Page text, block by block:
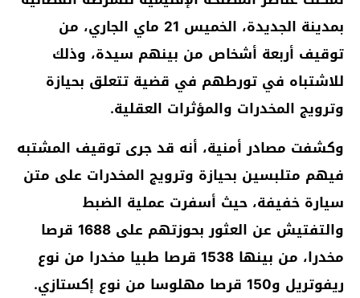
بمدينة الجديدة، الخميس 21 ماي الجاري، من
توقيف أربعة أشخاص من بينهم سيدة، وذلك
للاشتباه في تورطهم في قضية تتعلق بحيازة
وترويج المخدرات والمؤثرات العقلية.
وكشفت مصادر أمنية، أنه قد جرى توقيف المشتبه
فيهم متلبسين بحيازة وترويج المخدرات على متن
سيارة خفيفة، حيث أسفرت عملية الضبط
والتفتيش عن العثور بحوزتهم على 1688 قرصا
مخدرا، من بينها 1538 قرصا طبيا مخدرا من نوع
ريفوتريل و150 قرصا مهلوسا من نوع إكستازي.